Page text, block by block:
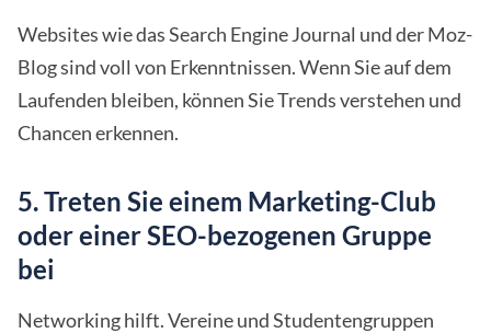
Websites wie das Search Engine Journal und der Moz-
Blog sind voll von Erkenntnissen. Wenn Sie auf dem
Laufenden bleiben, können Sie Trends verstehen und
Chancen erkennen.
5. Treten Sie einem Marketing-Club
oder einer SEO-bezogenen Gruppe
bei
Networking hilft. Vereine und Studentengruppen